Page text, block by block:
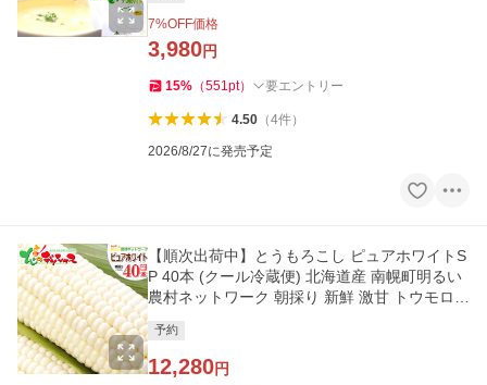
7%OFF価格
3,980円
15% （551 pt） 要エントリー
4.50（4件）
2026/8/27に発売予定
【順次出荷中】とうもろこし ピュアホワイトS
P 40本 (クール冷蔵便) 北海道産 南幌町明るい
農村ネットワーク 朝採り 新鮮 激甘 トウモロコ
予約
12,280円